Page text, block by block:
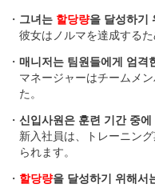
・ 그녀는 할당량을 달성하기
彼女はノルマを達成する
・ 매니저는 팀원들에게 엄격
マネージャーはチームメ
た。
・ 신입사원은 훈련 기간 중에
新入社員は、トレーニン
られます。
・ 할당량을 달성하기 위해서